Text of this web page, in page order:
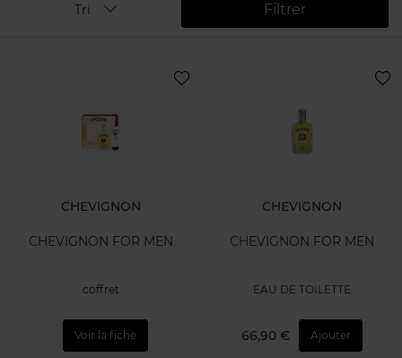
Filtrer
Tri
CHEVIGNON
CHEVIGNON FOR MEN
coffret
Voir la fiche
CHEVIGNON
CHEVIGNON FOR MEN
EAU DE TOILETTE
66,90 € Ajouter